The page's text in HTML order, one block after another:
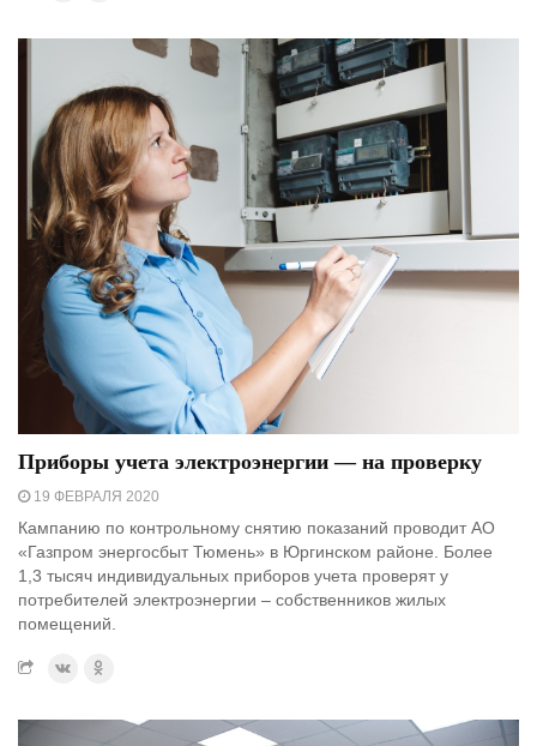
Приборы учета электроэнергии — на проверку
19 ФЕВРАЛЯ 2020
Кампанию по контрольному снятию показаний проводит АО
«Газпром энергосбыт Тюмень» в Юргинском районе. Более
1,3 тысяч индивидуальных приборов учета проверят у
потребителей электроэнергии – собственников жилых
помещений.